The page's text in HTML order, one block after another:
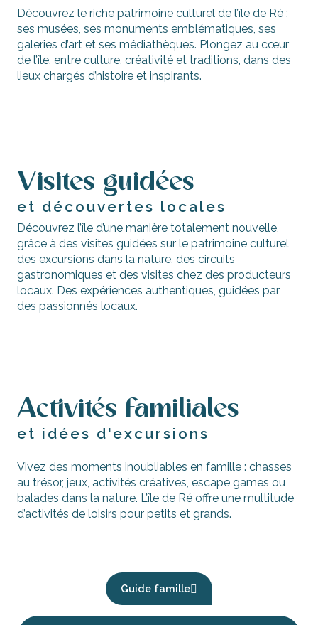
Piscine et cinéma
Événements
Découvrez le riche patrimoine culturel de l’île de Ré :
ses musées, ses monuments emblématiques, ses
galeries d’art et ses médiathèques. Plongez au cœur
de l’île, entre culture, créativité et traditions, dans des
lieux chargés d’histoire et inspirants.
Visites guidées
et découvertes locales
Découvrez l’île d’une manière totalement nouvelle,
grâce à des visites guidées sur le patrimoine culturel,
des excursions dans la nature, des circuits
gastronomiques et des visites chez des producteurs
locaux. Des expériences authentiques, guidées par
des passionnés locaux.
Visites guidées
Activités familiales
et idées d'excursions
Vivez des moments inoubliables en famille : chasses
au trésor, jeux, activités créatives, escape games ou
balades dans la nature. L’île de Ré offre une multitude
d’activités de loisirs pour petits et grands.
Guide famille